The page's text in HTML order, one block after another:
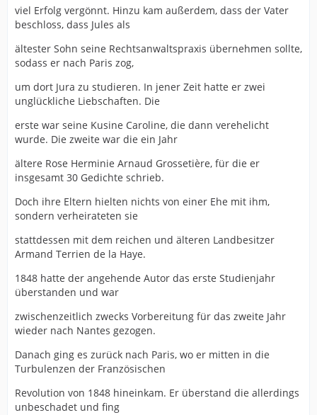
viel Erfolg vergönnt. Hinzu kam außerdem, dass der Vater
beschloss, dass Jules als
ältester Sohn seine Rechtsanwaltspraxis übernehmen sollte,
sodass er nach Paris zog,
um dort Jura zu studieren. In jener Zeit hatte er zwei
unglückliche Liebschaften. Die
erste war seine Kusine Caroline, die dann verehelicht
wurde. Die zweite war die ein Jahr
ältere Rose Herminie Arnaud Grossetière, für die er
insgesamt 30 Gedichte schrieb.
Doch ihre Eltern hielten nichts von einer Ehe mit ihm,
sondern verheirateten sie
stattdessen mit dem reichen und älteren Landbesitzer
Armand Terrien de la Haye.
1848 hatte der angehende Autor das erste Studienjahr
überstanden und war
zwischenzeitlich zwecks Vorbereitung für das zweite Jahr
wieder nach Nantes gezogen.
Danach ging es zurück nach Paris, wo er mitten in die
Turbulenzen der Französischen
Revolution von 1848 hineinkam. Er überstand die allerdings
unbeschadet und fing